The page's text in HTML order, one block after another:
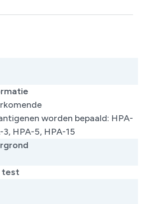
worden bepaald: HPA-
3, HPA-5, HPA-15
test